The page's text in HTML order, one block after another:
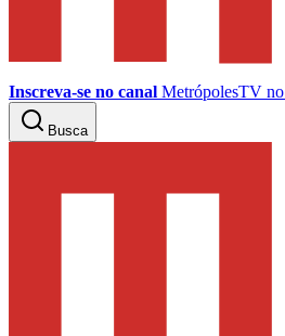
Inscreva-se no canal MetrópolesTV no
Busca